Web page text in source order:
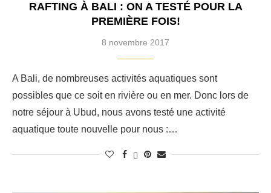
RAFTING À BALI : ON A TESTÉ POUR LA
PREMIÈRE FOIS!
8 novembre 2017
A Bali, de nombreuses activités aquatiques sont
possibles que ce soit en rivière ou en mer. Donc lors de
notre séjour à Ubud, nous avons testé une activité
aquatique toute nouvelle pour nous :…